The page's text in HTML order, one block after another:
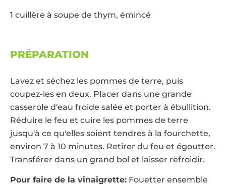
1 cuillère à soupe de thym, émincé
PRÉPARATION
Lavez et séchez les pommes de terre, puis
coupez-les en deux. Placer dans une grande
casserole d'eau froide salée et porter à ébullition.
Réduire le feu et cuire les pommes de terre
jusqu'à ce qu'elles soient tendres à la fourchette,
environ 7 à 10 minutes. Retirer du feu et égoutter.
Transférer dans un grand bol et laisser refroidir.
Pour faire de la vinaigrette: Fouetter ensemble